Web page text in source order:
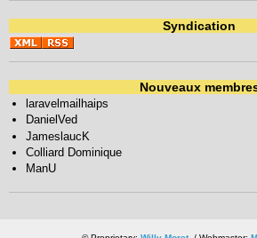
Syndication
Nouveaux
laravelmailhaips
DanielVed
JameslaucK
Colliard Dominique
ManU